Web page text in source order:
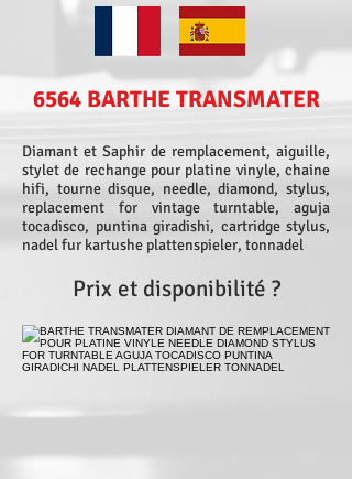
6564 BARTHE TRANSMATER
Diamant et Saphir de remplacement, aiguille,
stylet de rechange pour platine vinyle, chaine
hifi, tourne disque, needle, diamond, stylus,
replacement for vintage turntable, aguja
tocadisco, puntina giradishi, cartridge stylus,
nadel fur kartushe plattenspieler, tonnadel
Prix et disponibilité ?